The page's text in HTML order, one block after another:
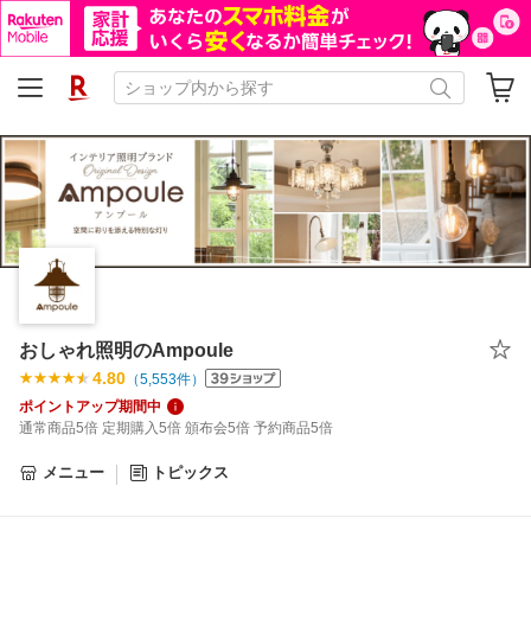
おしゃれ照明のAmpoule
4.80 （5,553件）
ポイントアップ期間中
通常商品5倍 定期購入5倍 頒布会5倍 予約商品5倍
メニュー トピックス